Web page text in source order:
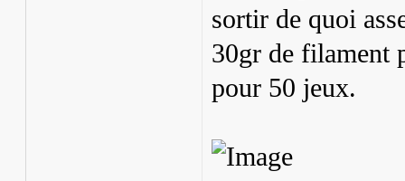
sortir de quoi
30gr de filament
pour 50 jeux.